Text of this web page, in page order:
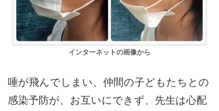
インターネットの画像から
唾が飛んでしまい、仲間の子どもたちとの
感染予防が、お互いにできず、先生は心配